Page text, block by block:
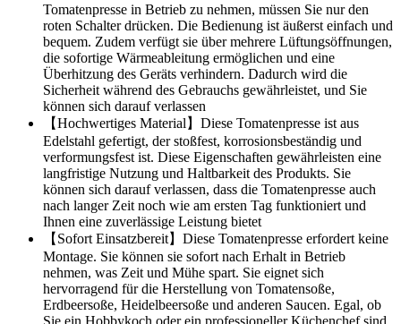
Tomatenpresse in Betrieb zu nehmen, müssen Sie nur den
roten Schalter drücken. Die Bedienung ist äußerst einfach und
bequem. Zudem verfügt sie über mehrere Lüftungsöffnungen,
die sofortige Wärmeableitung ermöglichen und eine
Überhitzung des Geräts verhindern. Dadurch wird die
Sicherheit während des Gebrauchs gewährleistet, und Sie
können sich darauf verlassen
【Hochwertiges Material】Diese Tomatenpresse ist aus
Edelstahl gefertigt, der stoßfest, korrosionsbeständig und
verformungsfest ist. Diese Eigenschaften gewährleisten eine
langfristige Nutzung und Haltbarkeit des Produkts. Sie
können sich darauf verlassen, dass die Tomatenpresse auch
nach langer Zeit noch wie am ersten Tag funktioniert und
Ihnen eine zuverlässige Leistung bietet
【Sofort Einsatzbereit】Diese Tomatenpresse erfordert keine
Montage. Sie können sie sofort nach Erhalt in Betrieb
nehmen, was Zeit und Mühe spart. Sie eignet sich
hervorragend für die Herstellung von Tomatensoße,
Erdbeersoße, Heidelbeersoße und anderen Saucen. Egal, ob
Sie ein Hobbykoch oder ein professioneller Küchenchef sind,